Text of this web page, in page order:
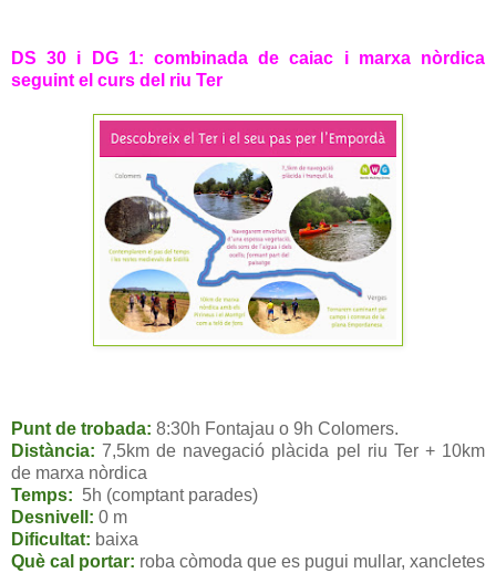
DS 30 i DG 1: combinada de caiac i marxa nòrdica
seguint el curs del riu Ter
Punt de trobada: 8:30h Fontajau o 9h Colomers.
Distància: 7,5km de navegació plàcida pel riu Ter + 10km
de marxa nòrdica
Temps: 5h (comptant parades)
Desnivell: 0 m
Dificultat: baixa
Què cal portar: roba còmoda que es pugui mullar, xancletes